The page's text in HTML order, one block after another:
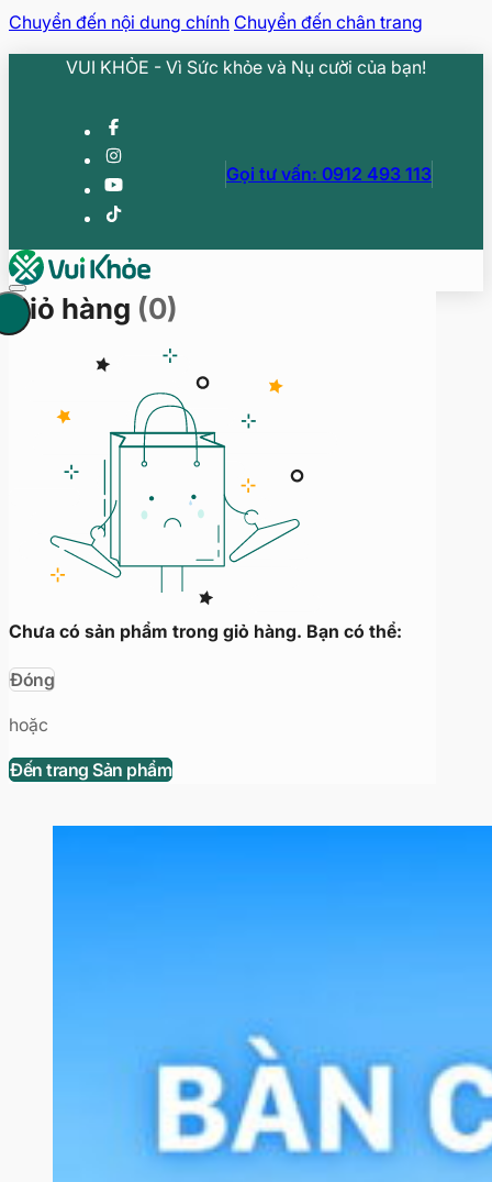
Chuyển đến nội dung chính Chuyển đến chân trang
VUI KHỎE - Vì Sức khỏe và Nụ cười của bạn!
Gọi tư vấn: 0912 493 113
Giỏ hàng (0)
Chưa có sản phẩm trong giỏ hàng. Bạn có thể:
Đóng
hoặc
Đến trang Sản phẩm